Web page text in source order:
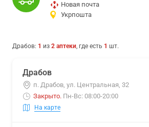
Новая почта
Укрпошта
Драбов: 1 из 2 аптеки, где есть 1 шт.
Драбов
п. Драбов, ул. Центральная, 32
Закрыто. Пн-Вс: 08:00-20:00
На карте